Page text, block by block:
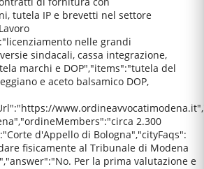
tutela IP e brevetti nel settore
nelle grandi
sindacali, cassa integrazione,
marchi e DOP","items":"tutela del
e aceto balsamico DOP,
2.300
d'Appello di Bologna","cityFaqs":
fisicamente al Tribunale di Modena
Per la prima valutazione e